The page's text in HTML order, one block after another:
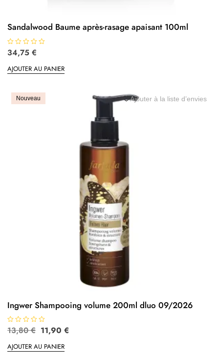
Sandalwood Baume après-rasage apaisant 100ml
N
o
e
0
34,75 €
AJOUTER AU PANIER
Nouveau Ajouter à la liste d’envies
Ingwer Shampooing volume 200ml dluo 09/2026
N
o
e
0
13,80€ 11,90 €
AJOUTER AU PANIER